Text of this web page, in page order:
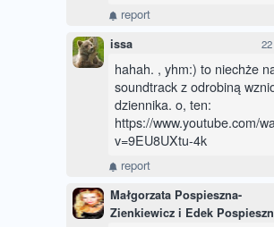
report
issa
hahah. , yhm:) to niechże
soundtrack z odrobiną
dziennika. o, ten:
https://www.youtube.com/
v=9EU8UXtu-4k
report
Małgorzata Pospieszna-
Zienkiewicz i Edek